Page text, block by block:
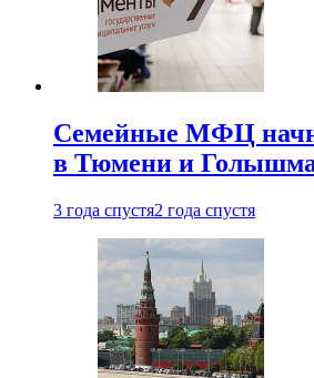
Семейные МФЦ
в Тюмени и
3 года спустя2 года спустя